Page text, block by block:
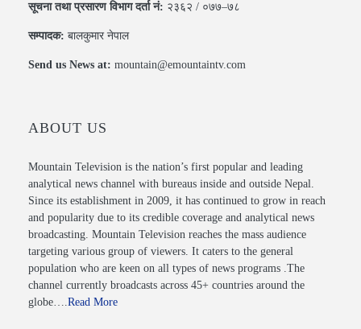
सूचना तथा प्रसारण विभाग दर्ता नं: २३६२ / ०७७–७८
सम्पादक: बालकुमार नेपाल
Send us News at: mountain@emountaintv.com
ABOUT US
Mountain Television is the nation’s first popular and leading
analytical news channel with bureaus inside and outside Nepal.
Since its establishment in 2009, it has continued to grow in reach
and popularity due to its credible coverage and analytical news
broadcasting. Mountain Television reaches the mass audience
targeting various group of viewers. It caters to the general
population who are keen on all types of news programs .The
channel currently broadcasts across 45+ countries around the
globe….Read More